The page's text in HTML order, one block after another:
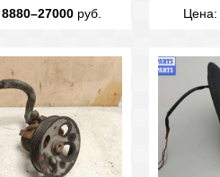
8880–27000руб. Цена: